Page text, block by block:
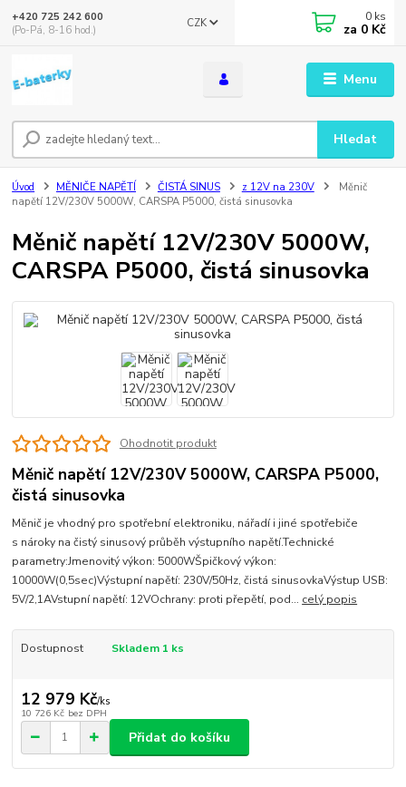
Menu
CZK
Hledat
+420 725 242 600
(Po-Pá, 8-16 hod.)
0 ks
za 0 Kč
Úvod MĚNIČE NAPĚTÍ ČISTÁ SINUS z 12V na 230V
Měnič
napětí 12V/230V 5000W, CARSPA P5000, čistá sinusovka
Měnič napětí 12V/230V 5000W,
CARSPA P5000, čistá sinusovka
Ohodnotit produkt
Měnič napětí 12V/230V 5000W, CARSPA P5000,
čistá sinusovka
Měnič je vhodný pro spotřební elektroniku, nářadí i jiné spotřebiče
s nároky na čistý sinusový průběh výstupního napětí.Technické
parametry:Jmenovitý výkon: 5000WŠpičkový výkon:
10000W(0,5sec)Výstupní napětí: 230V/50Hz, čistá sinusovkaVýstup USB:
5V/2,1AVstupní napětí: 12VOchrany: proti přepětí, pod... celý popis
Dostupnost Skladem 1 ks
12 979 Kč/ks
10 726 Kč bez DPH
Přidat do košíku